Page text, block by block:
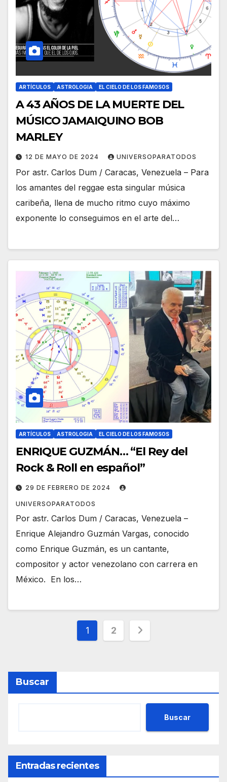
ARTÍCULOS ASTROLOGIA EL CIELO DE LOS FAMOSOS
A 43 AÑOS DE LA MUERTE DEL
MÚSICO JAMAIQUINO BOB
MARLEY
12 DE MAYO DE 2024 UNIVERSOPARATODOS
Por astr. Carlos Dum / Caracas, Venezuela – Para
los amantes del reggae esta singular música
caribeña, llena de mucho ritmo cuyo máximo
exponente lo conseguimos en el arte del…
ARTÍCULOS ASTROLOGIA EL CIELO DE LOS FAMOSOS
ENRIQUE GUZMÁN… “El Rey del
Rock & Roll en español”
29 DE FEBRERO DE 2024
UNIVERSOPARATODOS
Por astr. Carlos Dum / Caracas, Venezuela –
Enrique Alejandro Guzmán Vargas, conocido
como Enrique Guzmán, es un cantante,
compositor y actor venezolano con carrera en
México. ​ En los…
Paginación
1 2
Buscar
Buscar
Entradas recientes